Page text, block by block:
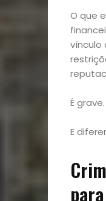
O que
vínculo
É
E